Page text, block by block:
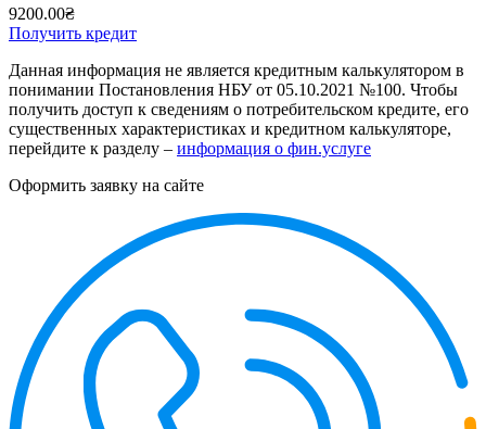
9200.00₴
Получить кредит
Данная информация не является кредитным калькулятором в
понимании Постановления НБУ от 05.10.2021 №100. Чтобы
получить доступ к сведениям о потребительском кредите, его
существенных характеристиках и кредитном калькуляторе,
перейдите к разделу – информация о фин.услуге
Оформить заявку на сайте